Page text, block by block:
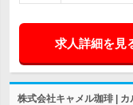
求人詳細を見
株式会社キャメル珈琲 |